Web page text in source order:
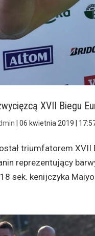
XVII Biegu
06 kwietnia 2019 |
triumfatorem XVII
reprezentujący
sek. kenijczyka